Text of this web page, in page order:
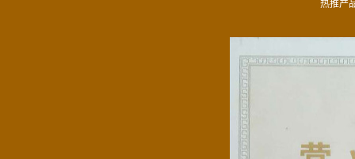
热推产